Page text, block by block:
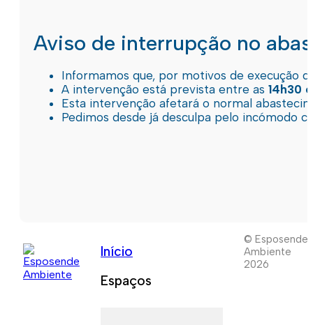
Aviso de interrupção no
Informamos que, por motivos de execução
A intervenção está prevista entre as 14h30
Esta intervenção afetará o normal
Pedimos desde já desculpa pelo incómodo
Início
Espaços
© Esposende
Ambiente
2026